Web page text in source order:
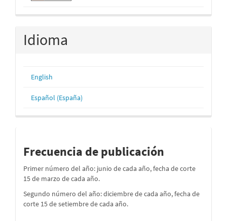
Idioma
English
Español (España)
Frecuencia de publicación
Primer número del año: junio de cada año, fecha de corte
15 de marzo de cada año.
Segundo número del año: diciembre de cada año, fecha de
corte 15 de setiembre de cada año.